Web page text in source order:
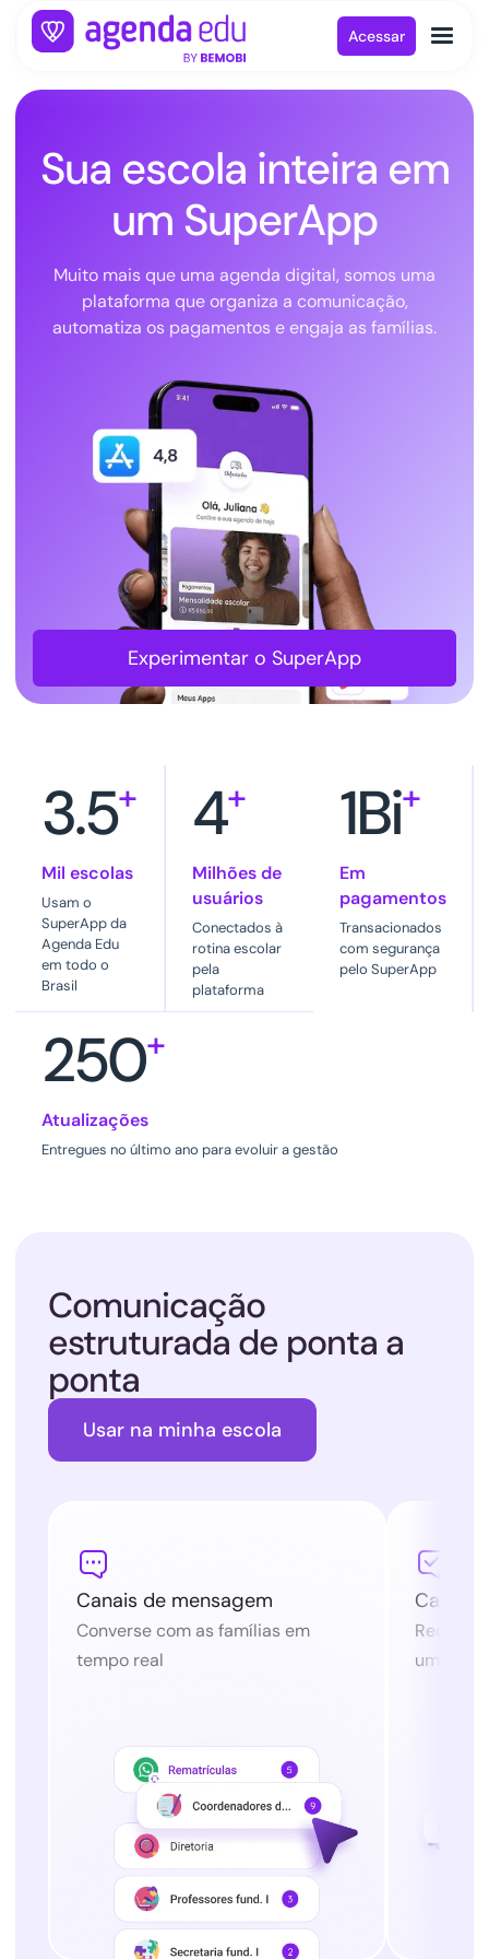
Acessar
Sua escola inteira em
um SuperApp
Muito mais que uma agenda digital, somos uma
plataforma que organiza a comunicação,
automatiza os pagamentos e engaja as famílias.
Experimentar o SuperApp
3.5+
Mil escolas
Usam o
SuperApp da
Agenda Edu
em todo o
Brasil
4+
Milhões de
usuários
Conectados à
rotina escolar
pela
plataforma
1Bi+
Em
pagamentos
Transacionados
com segurança
pelo SuperApp
250+
Atualizações
Entregues no último ano para evoluir a gestão
Comunicação
estruturada de ponta a
ponta
Usar na minha escola

Canais de mensagem
Converse com as famílias em
tempo real

Canais
Receba
um